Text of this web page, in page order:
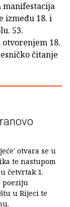
manifestacija
između 18. i
53.
18.
čitanje
otvara se u
te nastupom
četvrtak 1.
poeziju
u Rijeci te